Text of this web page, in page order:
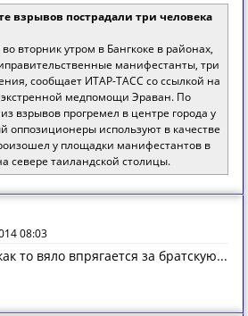
взрывов пострадали три человека
вторник утром в Бангкоке в районах,
манифестанты, три
сообщает ИТАР-ТАСС со ссылкой на
медпомощи Эраван. По
взрывов прогремел в центре города у
оппозиционеры используют в качестве
у площадки манифестантов в
севере таиландской столицы.
08:03
то вяло впрягается за братскую...